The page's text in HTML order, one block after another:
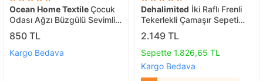
Ocean Home TextileÇocuk
Odası Ağzı Büzgülü Sevimli
Hayvanlar Oyuncak Sepeti
36 X 48 Cm
850 TL
Kargo Bedava
Dehalimited İki Raflı Frenli
Tekerlekli Çamaşır Sepeti
Banyo Dolabı Kirli Sepetli
Banyo Düzenleyici Beyaz
2.149 TL
Sepette 1.826,65 TL
Kargo Bedava